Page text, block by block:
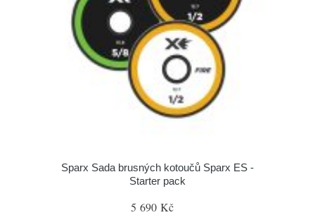
Sparx Sada brusných kotoučů Sparx ES -
Starter pack
5 690 Kč